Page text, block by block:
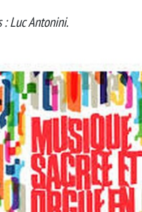
: Luc Antonini.